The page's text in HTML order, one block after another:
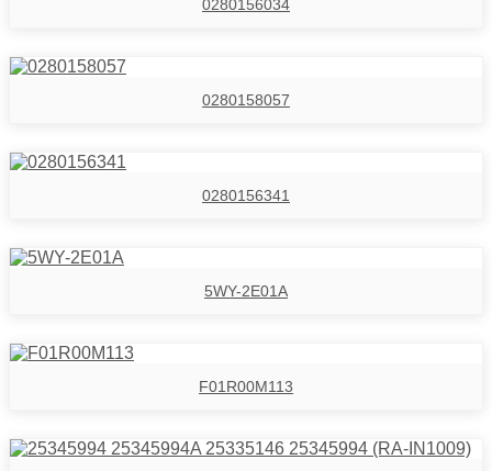
0280156034
0280158057
0280156341
5WY-2E01A
F01R00M113